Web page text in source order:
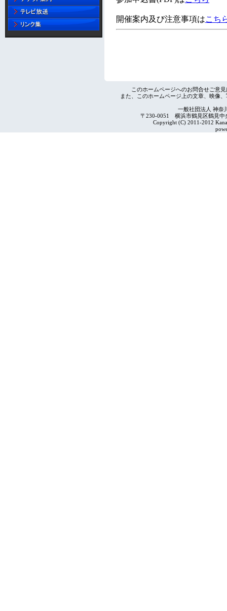
このホームページへのお問合せご意
また、このホームページ上の文章、映像
一般社団法人 神奈
〒230-0051 横浜市鶴見区鶴見
Copyright (C) 2011-2012